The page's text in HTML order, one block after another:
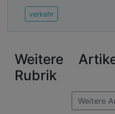
verkehr
Weitere
Rubrik
Weitere